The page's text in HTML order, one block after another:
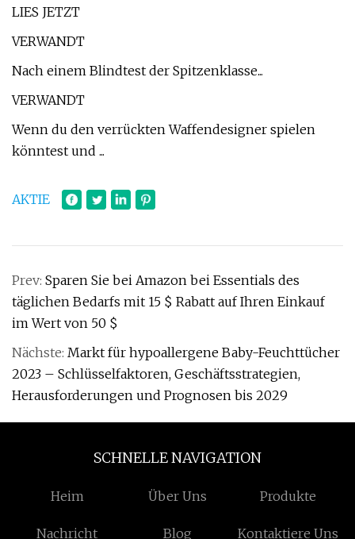
LIES JETZT
VERWANDT
Nach einem Blindtest der Spitzenklasse...
VERWANDT
Wenn du den verrückten Waffendesigner spielen
könntest und ...
AKTIE
Prev: Sparen Sie bei Amazon bei Essentials des
täglichen Bedarfs mit 15 $ Rabatt auf Ihren Einkauf
im Wert von 50 $
Nächste: Markt für hypoallergene Baby-Feuchttücher
2023 – Schlüsselfaktoren, Geschäftsstrategien,
Herausforderungen und Prognosen bis 2029
SCHNELLE NAVIGATION
Heim Über Uns Produkte
Nachricht Blog Kontaktiere Uns